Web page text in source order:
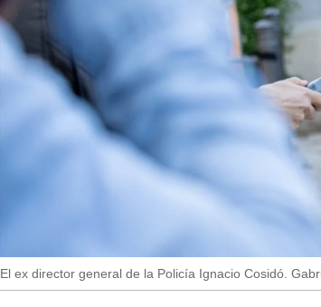
El ex director general de la Policía Ignacio Cosidó.